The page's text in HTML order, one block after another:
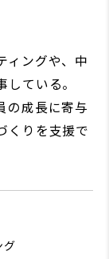
ィングや、中
ている。
の成長に寄与
くりを支援で
グ